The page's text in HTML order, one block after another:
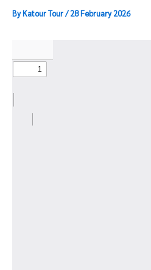
ByKatour Tour/28 February 2026